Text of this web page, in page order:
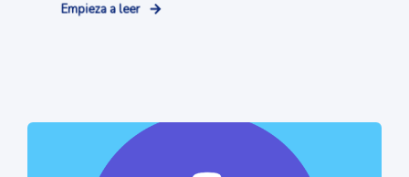
Empieza a leer